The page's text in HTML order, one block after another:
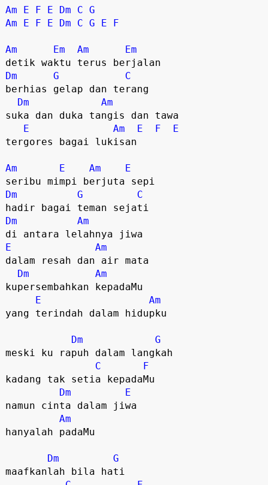
Am E F E Dm C G
Am
E F E Dm C G E F
Am Em Am
Em
Dm
G
C
berhias gelap dan terang
Dm
Am
suka dan duka tangis dan tawa
E
Am E F
E
tergores bagai lukisan
Am E Am
E
Dm
G
C
Dm
Am
E
Am
dalam resah dan air mata
Dm
Am
kupersembahkan kepadaMu
E
Am
yang terindah dalam hidupku
Dm
G
meski ku rapuh dalam langkah
C
F
kadang tak setia kepadaMu
Dm
E
namun cinta dalam jiwa
Am
hanyalah padaMu
Dm
G
maafkanlah bila hati